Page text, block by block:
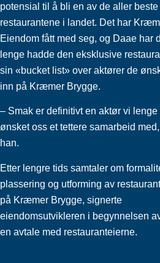
potensial til å bli en av de aller beste
restaurantene i landet. Det har
Eiendom fått med seg, og Daae har
lenge hadde den eksklusive
sin «bucket list» over aktører de
inn på Kræmer Brygge.
– Smak er definitivt en aktør vi lenge
ønsket oss et tettere samarbeid
han.
Etter lengre tids samtaler om
plassering og utforming av
på Kræmer Brygge, signerte
eiendomsutvikleren i begynnelsen
en avtale med restauranteierne.